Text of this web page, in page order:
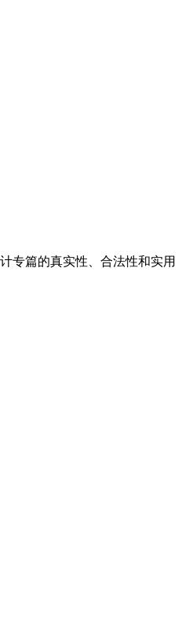
专篇的真实性、合法性和实用